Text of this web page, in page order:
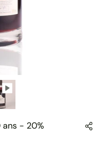
ans - 20%